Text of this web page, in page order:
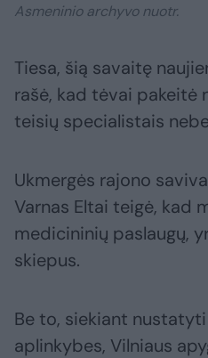
Asmeninio archyvo nuotr.
Tiesa, šią savaitę
rašė, kad tėvai pakeitė
teisių specialistais
Ukmergės rajono
Varnas Eltai teigė, kad
medicininių paslaugų,
skiepus.
Be to, siekiant
aplinkybes, Vilniaus